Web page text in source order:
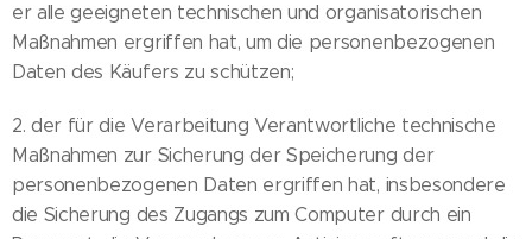
er alle geeigneten technischen und organisatorischen
Maßnahmen ergriffen hat, um die personenbezogenen
Daten des Käufers zu schützen;
2. der für die Verarbeitung Verantwortliche technische
Maßnahmen zur Sicherung der Speicherung der
personenbezogenen Daten ergriffen hat, insbesondere
die Sicherung des Zugangs zum Computer durch ein